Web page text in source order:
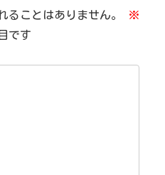
ることはありません。
※
です